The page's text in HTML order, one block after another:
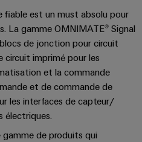
Ingénierie
numérique
d'un niveau
supérieur -
intuitive,
simple,
rapide
fiable est un must absolu pour
La gamme OMNIMATE® Signal
de jonction pour circuit
circuit imprimé pour les
et la commande
et de commande de
les interfaces de capteur/
électriques.
gamme de produits qui